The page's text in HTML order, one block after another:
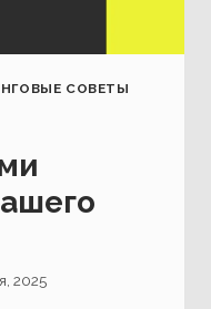
СОВЕТЫ
2025